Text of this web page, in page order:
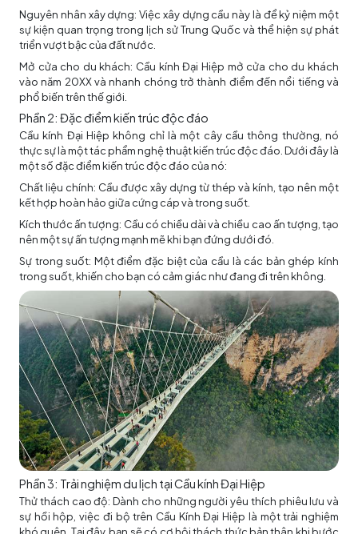
Nguyên nhân xây dựng: Việc xây dựng cầu này là để kỷ niệm một
sự kiện quan trọng trong lịch sử Trung Quốc và thể hiện sự phát
triển vượt bậc của đất nước.
Mở cửa cho du khách: Cầu kính Đại Hiệp mở cửa cho du khách
vào năm 20XX và nhanh chóng trở thành điểm đến nổi tiếng và
phổ biến trên thế giới.
Phần 2: Đặc điểm kiến trúc độc đáo
Cầu kính Đại Hiệp không chỉ là một cây cầu thông thường, nó
thực sự là một tác phẩm nghệ thuật kiến trúc độc đáo. Dưới đây là
một số đặc điểm kiến trúc độc đáo của nó:
Chất liệu chính: Cầu được xây dựng từ thép và kính, tạo nên một
kết hợp hoàn hảo giữa cứng cáp và trong suốt.
Kích thước ấn tượng: Cầu có chiều dài và chiều cao ấn tượng, tạo
nên một sự ấn tượng mạnh mẽ khi bạn đứng dưới đó.
Sự trong suốt: Một điểm đặc biệt của cầu là các bản ghép kính
trong suốt, khiến cho bạn có cảm giác như đang đi trên không.
Phần 3: Trải nghiệm du lịch tại Cầu kính Đại Hiệp
Thử thách cao độ: Dành cho những người yêu thích phiêu lưu và
sự hồi hộp, việc đi bộ trên Cầu Kính Đại Hiệp là một trải nghiệm